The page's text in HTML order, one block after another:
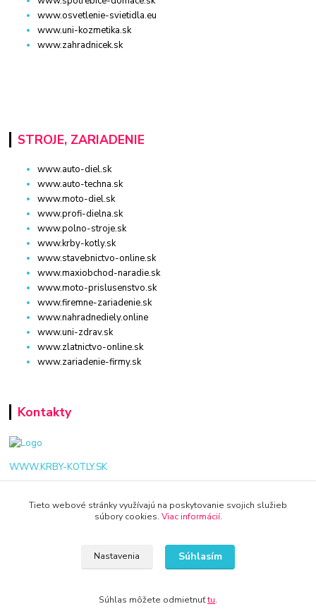
www.osvetlenie-svietidla.eu
www.uni-kozmetika.sk
www.zahradnicek.sk
STROJE, ZARIADENIE
www.auto-diel.sk
www.auto-techna.sk
www.moto-diel.sk
www.profi-dielna.sk
www.polno-stroje.sk
www.krby-kotly.sk
www.stavebnictvo-online.sk
www.maxiobchod-naradie.sk
www.moto-prislusenstvo.sk
www.firemne-zariadenie.sk
www.nahradnediely.online
www.uni-zdrav.sk
www.zlatnictvo-online.sk
www.zariadenie-firmy.sk
Kontakty
WWW.KRBY-KOTLY.SK
Tieto webové stránky využívajú na poskytovanie svojich služieb
súbory cookies. Viac informácií.
Nastavenia Súhlasím
Súhlas môžete odmietnuťtu.